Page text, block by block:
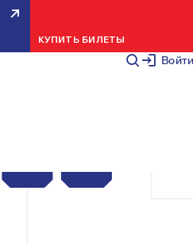
Войти
КУПИТЬ БИЛЕТЫ